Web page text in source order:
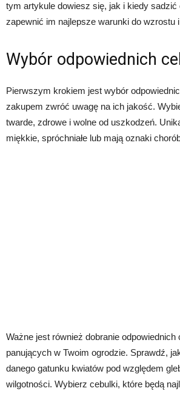
tym artykule dowiesz się, jak i kiedy sadzić
zapewnić im najlepsze warunki do wzrostu
Wybór odpowiednich
Pierwszym krokiem jest wybór
zakupem zwróć uwagę na ich jakość.
twarde, zdrowe i wolne od uszkodzeń.
miękkie, spróchniałe lub mają oznaki
Ważne jest również dobranie
panujących w Twoim ogrodzie. Sprawdź,
danego gatunku kwiatów pod względem
wilgotności. Wybierz cebulki, które będą